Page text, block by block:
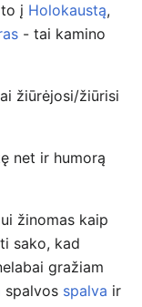
į Holokaustą,
- tai kamino
žiūrėjosi/žiūrisi
net ir humorą
žinomas kaip
sako, kad
gražiam
spalvos spalva ir